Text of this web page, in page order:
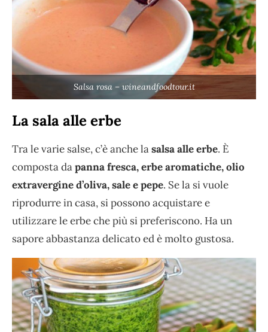
Salsa rosa – wineandfoodtour.it
La sala alle erbe
Tra le varie salse, c’è anche lasalsa alle erbe. È
composta dapanna fresca, erbe aromatiche, olio
extravergine d’oliva, sale e pepe. Se la si vuole
riprodurre in casa, si possono acquistare e
utilizzare le erbe che più si preferiscono. Ha un
sapore abbastanza delicato ed è molto gustosa.